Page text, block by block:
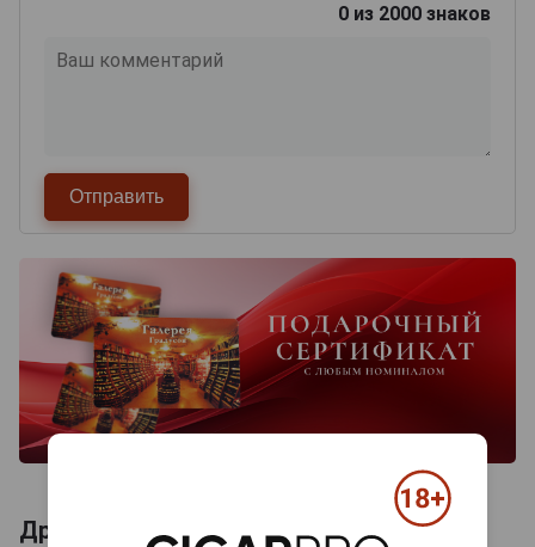
0 из 2000 знаков
Другие продукты бренда PAULANER